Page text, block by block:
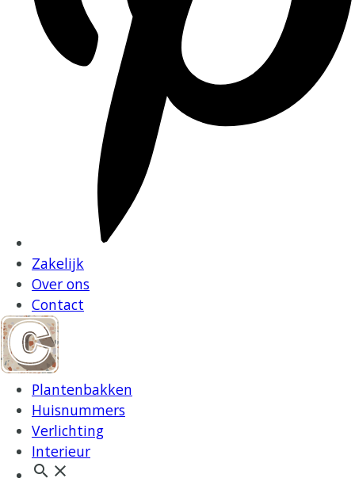
Zakelijk
Over ons
Contact
Plantenbakken
Huisnummers
Verlichting
Interieur
search close